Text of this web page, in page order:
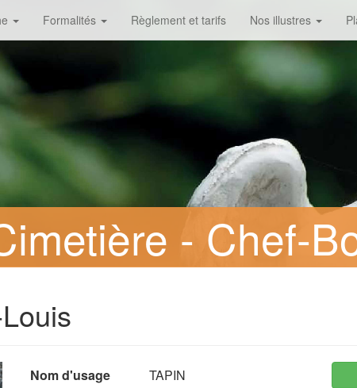
Formalités Règlement et tarifs Nos illustres
- Chef-
Nom d'usage
TAPIN